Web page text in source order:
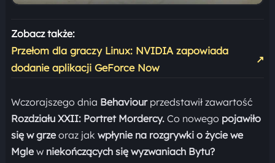
Zobacz także:
Przełom dla graczy Linux: NVIDIA zapowiada
dodanie aplikacji GeForce Now
↗
Wczorajszego dnia Behaviourprzedstawił zawartość
Rozdziału XXII: Portret Mordercy.Co nowego pojawiło
się w grzeoraz jak wpłynie na rozgrywki o życie we
Mgle wniekończących się wyzwaniach Bytu?